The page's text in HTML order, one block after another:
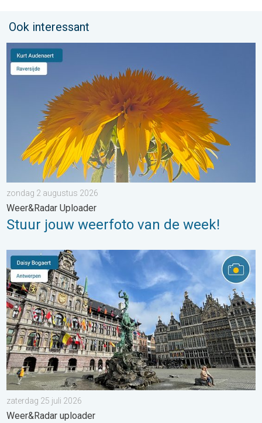
Ook interessant
Stuur jouw weerfoto van de week!. Weer&Radar Uploader. . .
zondag 2 augustus 2026
Weer&Radar Uploader
Stuur jouw weerfoto van de week!
Stuur jouw weerfoto van de week!. Weer&Radar uploader. . .
zaterdag 25 juli 2026
Weer&Radar uploader